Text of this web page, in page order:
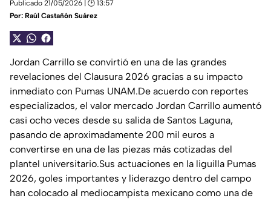
Publicado 21/05/2026 | 🕑 13:57
Por: Raúl Castañón Suárez
Jordan Carrillo se convirtió en una de las grandes
revelaciones del Clausura 2026 gracias a su impacto
inmediato con Pumas UNAM.De acuerdo con reportes
especializados, el valor mercado Jordan Carrillo aumentó
casi ocho veces desde su salida de Santos Laguna,
pasando de aproximadamente 200 mil euros a
convertirse en una de las piezas más cotizadas del
plantel universitario.Sus actuaciones en la liguilla Pumas
2026, goles importantes y liderazgo dentro del campo
han colocado al mediocampista mexicano como una de